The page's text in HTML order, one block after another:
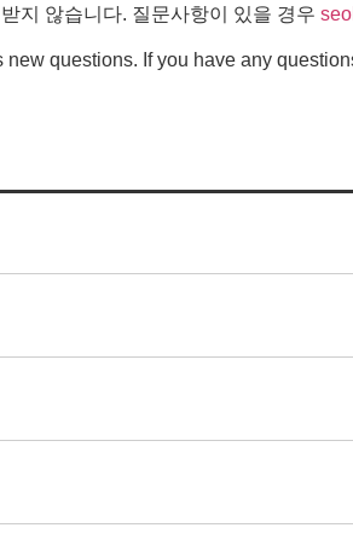
지 않습니다. 질문사항이 있을 경우
questions. If you have any